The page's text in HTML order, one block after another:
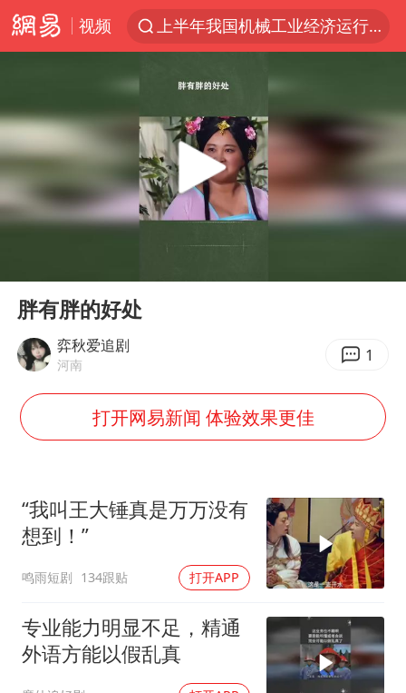
视频
上半年我国机械工业经济运行稳中有进
汪峰阻止14岁女儿买大牌
王力宏演唱会黄牛带观众藏匿被查获
泰国校园枪击案死亡人数升至7人
陕西省委书记赶赴柞水县杏坪镇
四川宜宾市高县发生4.9级地震
河南某医院2.33亿工程串标案细节披露
男子杀人后逃进深山21年活得像野人
公司“上四休三”但要降薪1000元
A股收盘：三大指数均涨超1%
朱雨玲晋级WTT横滨冠军赛女单八强
Play
胖有胖的好处
弈秋爱追剧
河南 1
打开网易新闻 体验效果更佳
“我叫王大锤真是万万没有
想到！”
鸣雨短剧 134跟贴 打开APP
专业能力明显不足，精通
外语方能以假乱真